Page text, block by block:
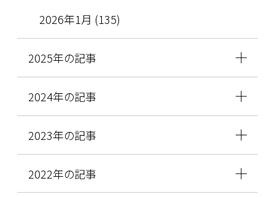
2026年1月 (135)
2025年の記事
2024年の記事
2023年の記事
2022年の記事